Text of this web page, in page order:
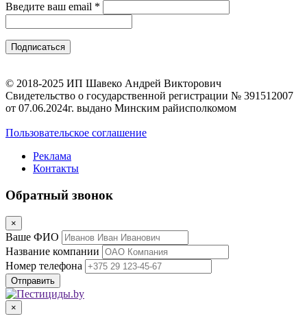
Введите ваш email *
© 2018-2025 ИП Шавеко Андрей Викторович
Свидетельство о государственной регистрации № 391512007
от 07.06.2024г. выдано Минским райисполкомом
Пользовательское соглашение
Реклама
Контакты
Обратный звонок
×
Ваше ФИО
Название компании
Номер телефона
×